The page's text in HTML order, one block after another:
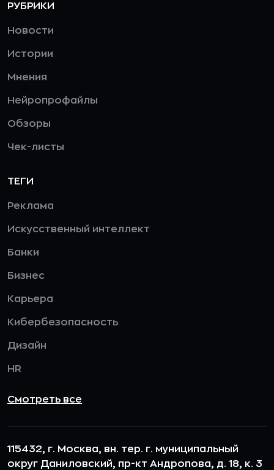
РУБРИКИ
Новости
Истории
Мнения
Нейропрофайлы
Обзоры
Чек-листы
ТЕГИ
Реклама
Искусственный интеллект
Банки
Бизнес
Карьера
Кибербезопасность
Дизайн
HR
Смотреть все
115432, г. Москва, вн. тер. г. муниципальный
округ Даниловский, пр-кт Андропова, д. 18, к. 3